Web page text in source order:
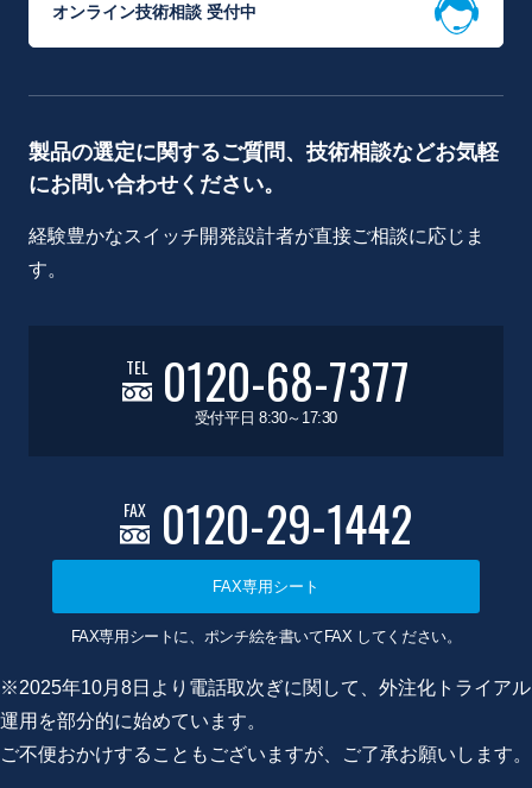
オンライン技術相談 受付中
製品の選定に関するご質問、技術相談などお気軽
にお問い合わせください。
経験豊かなスイッチ開発設計者が直接ご相談に応じま
す。
TEL 0120-68-7377
受付平日 8:30～17:30
FAX 0120-29-1442
FAX専用シート
FAX専用シートに、ポンチ絵を書いてFAX してください。
※2025年10月8日より電話取次ぎに関して、外注化トライアル
運用を部分的に始めています。
ご不便おかけすることもございますが、ご了承お願いします。